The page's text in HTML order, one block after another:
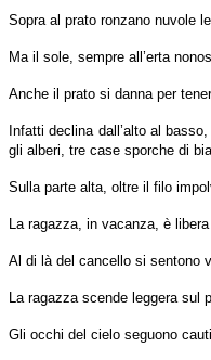
Sopra al prato ronzano nuvole
Ma il sole, sempre all’erta
Anche il prato si danna per
Infatti declina dall’alto al
gli alberi, tre case sporche di
Sulla parte alta, oltre il filo
La ragazza, in vacanza, è
Al di là del cancello si sentono
La ragazza scende leggera sul
Gli occhi del cielo seguono